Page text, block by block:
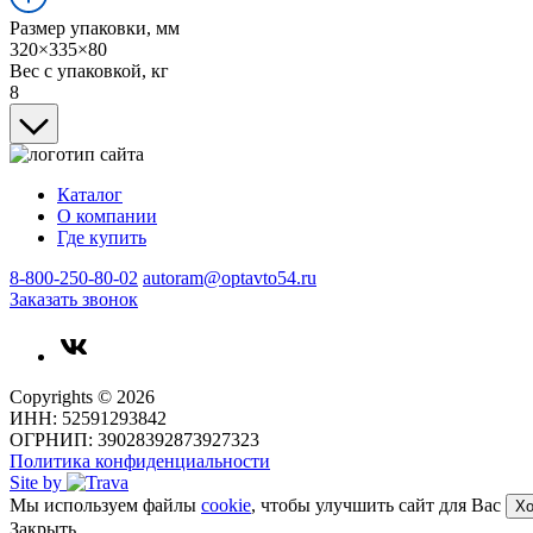
Размер упаковки, мм
320×335×80
Вес с упаковкой, кг
8
Каталог
О компании
Где купить
8-800-250-80-02 autoram@optavto54.ru
Заказать звонок
Copyrights © 2026
ИНН: 52591293842
ОГРНИП: 39028392873927323
Политика конфиденциальности
Site by
Мы используем файлы cookie, чтобы улучшить сайт для Вас
Закрыть